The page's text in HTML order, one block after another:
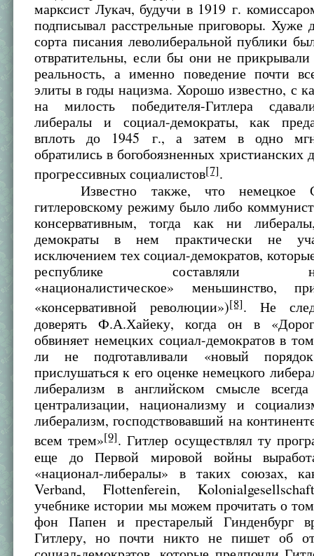
марксист Лукач, будучи в 1919 г.
подписывал расстрельные приговоры. Хуже
сорта писания леволиберальной публики
отвратительны, если бы они не
реальность, а именно поведение почти
элиты в годы нацизма. Хорошо известно, с
на милость победителя-Гитлера
либералы и социал-демократы, как
вплоть до 1945 г., а затем в одно
обратились в богобоязненных христианских
прогрессивных социалистов[7].
Известно также, что немецкое
гитлеровскому режиму было либо
консервативным, тогда как ни
демократы в нем практически не
исключением тех социал-демократов,
республике составляли
«националистическое» меньшинство,
«консервативной революции»)[8]. Не
доверять Ф.А.Хайеку, когда он в
обвиняет немецких социал-демократов в
ли не подготавливали «новый
прислушаться к его оценке немецкого
либерализм в английском смысле всегда
централизации, национализму и
либерализм, господствовавший на
всем трем»[9]. Гитлер осуществлял ту
еще до Первой мировой войны
«национал-либералы» в таких союзах,
Verband, Flottenferein,
учебнике истории мы можем прочитать о
фон Папен и престарелый Гинденбург
Гитлеру, но почти никто не пишет об